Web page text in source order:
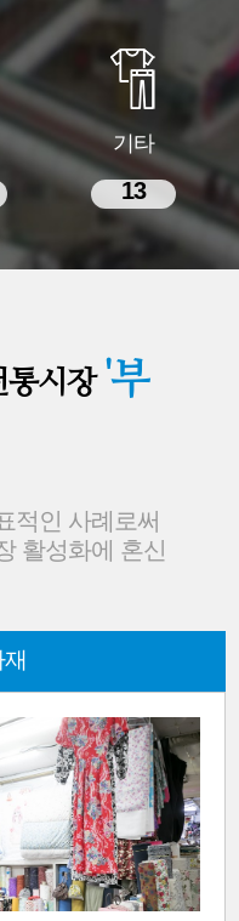
기타
13
통시장 '부
적인 사례로써
활성화에 혼신